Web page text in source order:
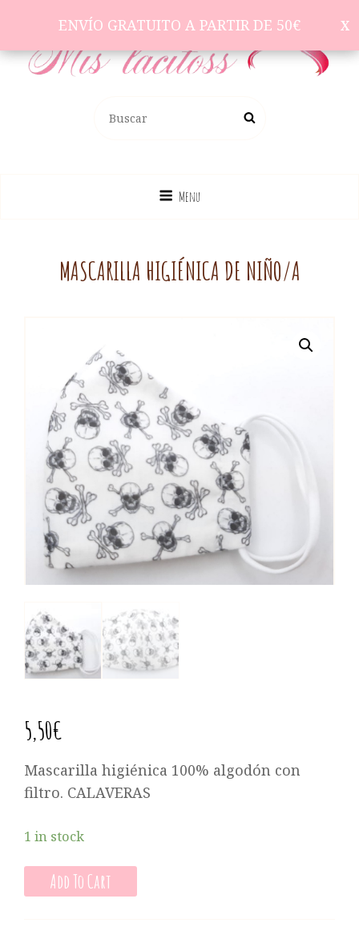
ENVÍO GRATUITO A PARTIR DE 50€
Menu
MASCARILLA HIGIÉNICA DE NIÑO/A
5,50€
Mascarilla higiénica 100% algodón con
filtro. CALAVERAS
1 in stock
Add To Cart
ENVÍO GRATUITO A PARTIR DE 50€